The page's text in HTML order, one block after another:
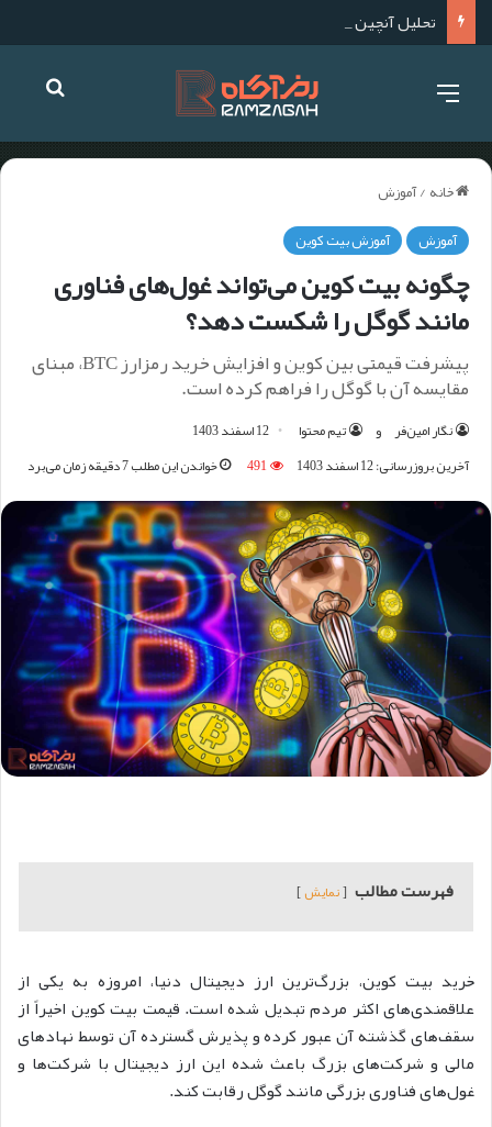
تحلیل آنچین چیست؟ آموزش صفر تا صد تحلیل آنچین
خانه/آموزش
آموزش
آموزش بیت کوین
چگونه بیت کوین می‌تواند غول‌های فناوری
مانند گوگل را شکست دهد؟
پیشرفت قیمتی بین کوین و افزایش خرید رمزارز BTC، مبنای
مقایسه آن با گوگل را فراهم کرده است.
نگار امین‌فر و تیم محتوا
12 اسفند 1403
آخرین بروزرسانی: 12 اسفند 1403
491 خواندن این مطلب 7 دقیقه زمان می‌برد
فهرست مطالب نمایش
خرید بیت‌ کوین، بزرگ‌ترین ارز دیجیتال دنیا، امروزه به یکی از
علاقمندی‌های اکثر مردم تبدیل شده است. قیمت بیت‌ کوین اخیراً از
سقف‌های گذشته آن عبور کرده و پذیرش گسترده آن توسط نهادهای
مالی و شرکت‌های بزرگ باعث شده این ارز دیجیتال با شرکت‌ها و
غول‌های فناوری بزرگی مانند گوگل رقابت کند.